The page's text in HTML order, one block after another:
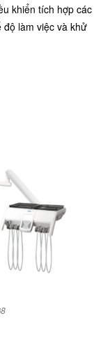
khiển tích hợp các
làm việc và khử